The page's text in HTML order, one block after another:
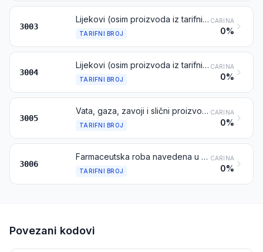
3003
Lijekovi (osim proizvoda iz tarifnih brojeva 3002, 3005 ili 3006) koji se sastoje od dvaju ili više sastojaka pomiješanih za terapijsku ili profilaktičnu uporabu, nepripremljeni u odmjerene doze niti u oblike ili pakiranja za pojedinačnu prodaju
TARIFNI BROJ
CARINA
0%
3004
Lijekovi (osim proizvoda iz tarifnih brojeva 3002, 3005 ili 3006) koji se sastoje od pomiješanih ili nepomiješanih proizvoda za terapijsku ili profilaktičnu uporabu, pripremljeni u odmjerene doze (uključujući i one u oblicima za transdermalni sustav primjene) ili u oblike ili pakiranja za pojedinačnu prodaju
TARIFNI BROJ
CARINA
0%
3005
Vata, gaza, zavoji i slični proizvodi (npr. pripremljeni zavoji, flasteri, pripremljeni oblozi), impregnirani, premazani ili prevučeni farmaceutskim tvarima ili pripremljeni u oblike ili pakiranja za pojedinačnu prodaju za kiruršku, medicinsku, zubarsku ili veterinarsku uporabu
TARIFNI BROJ
CARINA
0%
3006
Farmaceutska roba navedena u napomeni 4 u ovom poglavlju
TARIFNI BROJ
CARINA
0%
Povezani kodovi